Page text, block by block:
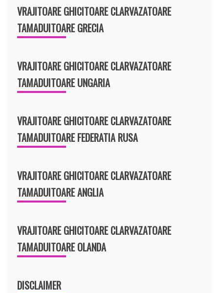
VRAJITOARE GHICITOARE CLARVAZATOARE
TAMADUITOARE GRECIA
VRAJITOARE GHICITOARE CLARVAZATOARE
TAMADUITOARE UNGARIA
VRAJITOARE GHICITOARE CLARVAZATOARE
TAMADUITOARE FEDERATIA RUSA
VRAJITOARE GHICITOARE CLARVAZATOARE
TAMADUITOARE ANGLIA
VRAJITOARE GHICITOARE CLARVAZATOARE
TAMADUITOARE OLANDA
DISCLAIMER